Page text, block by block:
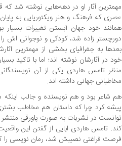
مهمترین آثار او در دهه‌هایی نوشته شد
عصری که فرهنگ و هنر ویکتوریایی به
همانند خود جهان آبستن تغییرات بسیار
دورچستر زاده شد، کودکی و نوجوانی
بعدها به جغرافیای بخشی از مهمترین
خود در آثارشان نوشته اند؛ اما با تاکید
منظر تامس هاردی یکی از آن
مخاطبانی جهانی داشته اند.
هم شاعر بود و هم نویسنده و جالب
پیشه کرد چرا که داستان هم مخاطب
توانست در نشریات به صورت پاورقی
کند. تامس هاردی ابایی از گفتن این
فرصت فراغتی نصیبش شد، رمان نویسی را